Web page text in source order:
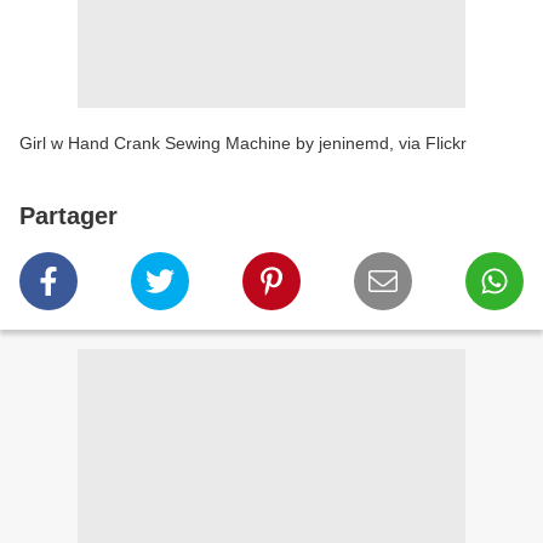
Girl w Hand Crank Sewing Machine by jeninemd, via Flickr
Partager